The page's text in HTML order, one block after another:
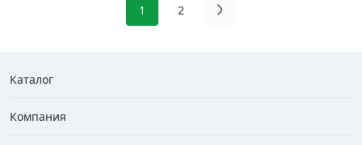
1 2
Каталог
Компания